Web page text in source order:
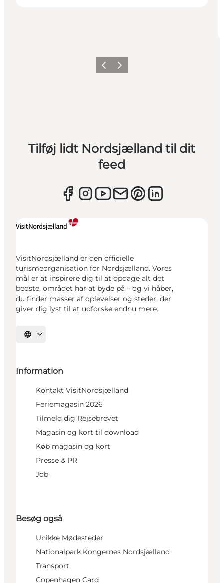
ForrigeNæste
Tilføj lidt Nordsjælland til dit
feed
VisitNordsjælland er den officielle
turismeorganisation for Nordsjælland. Vores
mål er at inspirere dig til at opdage alt det
bedste, området har at byde på – og vi håber,
du finder masser af oplevelser og steder, der
giver dig lyst til at udforske endnu mere.
Vælg sprog
Information
Kontakt VisitNordsjælland
Feriemagasin 2026
Tilmeld dig Rejsebrevet
Magasin og kort til download
Køb magasin og kort
Presse & PR
Job
Besøg også
Unikke Mødesteder
Nationalpark Kongernes Nordsjælland
Transport
Copenhagen Card